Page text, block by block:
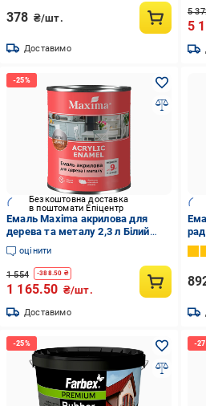
378 ₴/шт.
Доставимо
5
5
Безкоштовна доставка
в поштомати Епіцентр
Емаль Maxima акрилова для
дерева та металу 2,3 л Білий
шовковисто-матовий
(2792905255)
оцінити
1 554 -388.50 ₴
1 165.50 ₴/шт.
Доставимо